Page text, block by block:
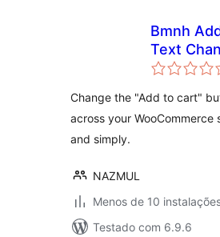
Bmnh
Text
Change the "Add to cart"
across your WooCommerce
and simply.
NAZMUL
Menos de 10
Testado com 6.9.6